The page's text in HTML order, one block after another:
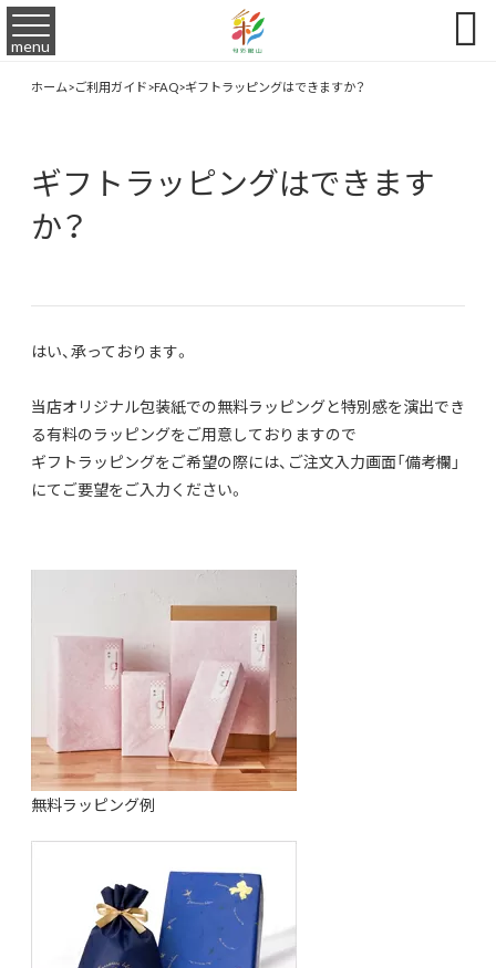
menu 
ホーム>ご利用ガイド>FAQ>ギフトラッピングはできますか？
ギフトラッピングはできます
か？
はい、承っております。
当店オリジナル包装紙での無料ラッピングと特別感を演出でき
る有料のラッピングをご用意しておりますので
ギフトラッピングをご希望の際には、ご注文入力画面「備考欄」
にてご要望をご入力ください。
無料ラッピング例